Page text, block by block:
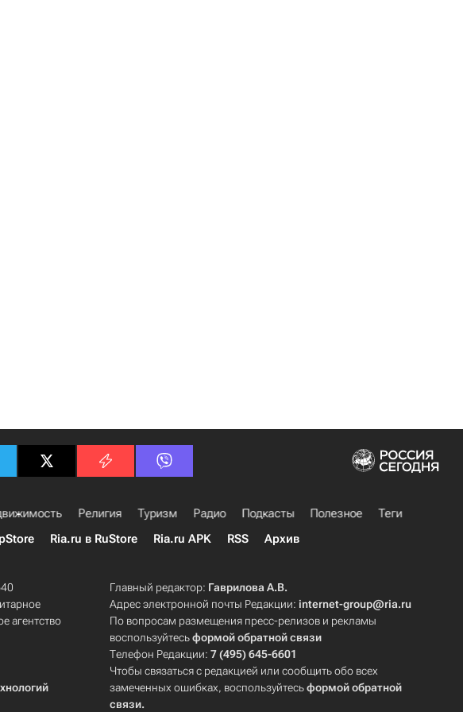
Религия Туризм Радио Подкасты Полезное
Теги
Ria.ru в RuStore Ria.ru APK RSS Архив
агентство
Главный редактор: Гаврилова А.В.
Адрес электронной почты Редакции:internet-group@ria.ru
По вопросам размещения пресс-релизов и рекламы
воспользуйтесьформой обратной связи
Телефон Редакции:7 (495) 645-6601
Чтобы связаться с редакцией или сообщить обо всех
замеченных ошибках, воспользуйтесьформой обратной
связи.